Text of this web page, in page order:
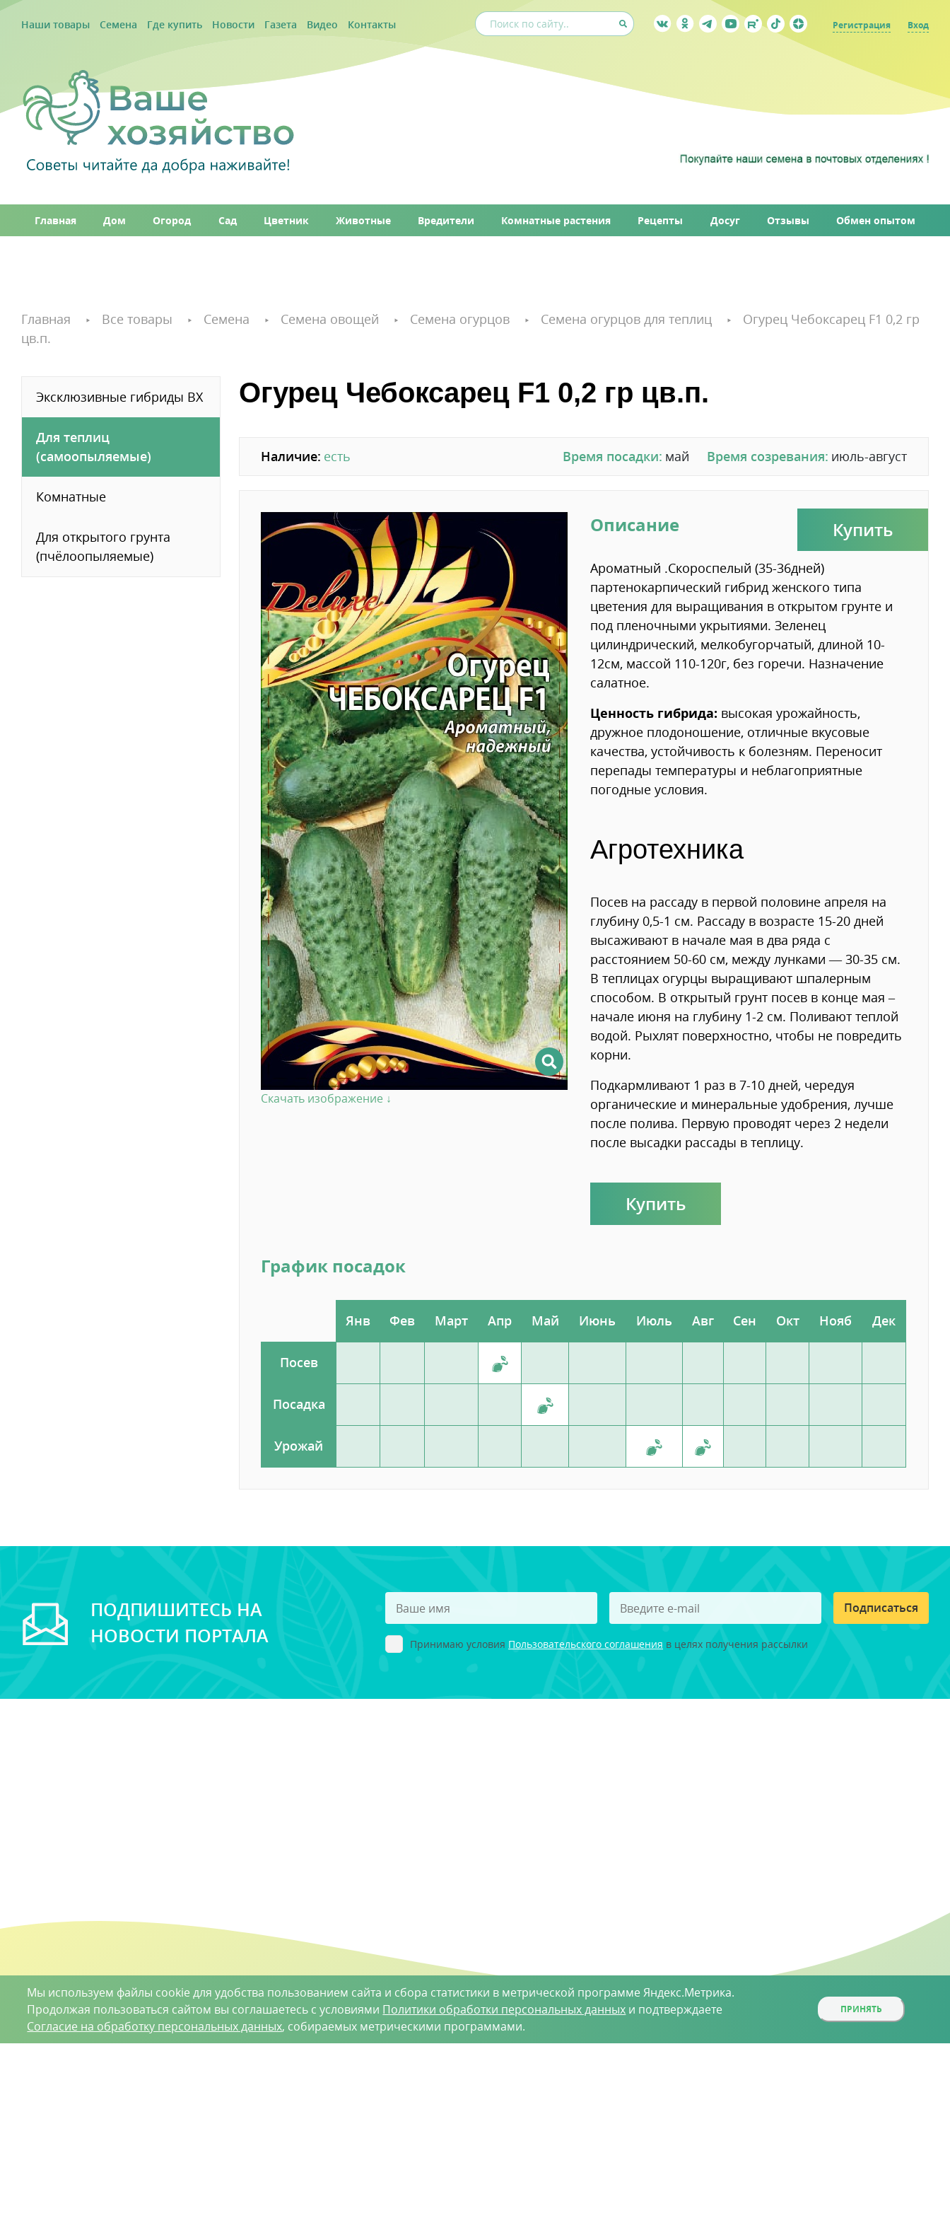
Наши товары Семена Где купить Новости Газета Видео Контакты Регистрация Вход
Главная Дом Огород Сад Цветник Животные Вредители Комнатные растения Рецепты Досуг Отзывы Обмен опытом
Главная Все товары Семена Семена овощей Семена огурцов Семена огурцов для теплиц
Огурец Чебоксарец F1 0,2 гр
цв.п.
Эксклюзивные гибриды ВХ
Для теплиц
(самоопыляемые)
Комнатные
Для открытого грунта
(пчёлоопыляемые)
Огурец Чебоксарец F1 0,2 гр цв.п.
Наличие: есть Время посадки: май Время созревания: июль-август
Скачать изображение ↓
Купить
Описание
Ароматный .Скороспелый (35-36дней)
партенокарпический гибрид женского типа
цветения для выращивания в открытом грунте и
под пленочными укрытиями. Зеленец
цилиндрический, мелкобугорчатый, длиной 10-
12см, массой 110-120г, без горечи. Назначение
салатное.
Ценность гибрида: высокая урожайность,
дружное плодоношение, отличные вкусовые
качества, устойчивость к болезням. Переносит
перепады температуры и неблагоприятные
погодные условия.
Агротехника
Посев на рассаду в первой половине апреля на
глубину 0,5-1 см. Рассаду в возрасте 15-20 дней
высаживают в начале мая в два ряда с
расстоянием 50-60 см, между лунками — 30-35 см.
В теплицах огурцы выращивают шпалерным
способом. В открытый грунт посев в конце мая –
начале июня на глубину 1-2 см. Поливают теплой
водой. Рыхлят поверхностно, чтобы не повредить
корни.
Подкармливают 1 раз в 7-10 дней, чередуя
органические и минеральные удобрения, лучше
после полива. Первую проводят через 2 недели
после высадки рассады в теплицу.
Купить
График посадок
Янв Фев Март Апр Май Июнь Июль Авг Сен Окт Нояб Дек
Посев
Посадка
Урожай
ПОДПИШИТЕСЬ НА
НОВОСТИ ПОРТАЛА
Подписаться
Принимаю условия Пользовательского соглашения в целях получения рассылки
Мы используем файлы cookie для удобства пользованием сайта и сбора статистики в метрической программе Яндекс.Метрика.
Продолжая пользоваться сайтом вы соглашаетесь с условиями Политики обработки персональных данных и подтверждаете
Согласие на обработку персональных данных, собираемых метрическими программами.
ПРИНЯТЬ